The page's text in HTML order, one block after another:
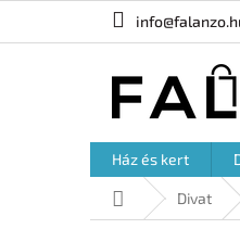
Ház és kert
KezdőlapDivat